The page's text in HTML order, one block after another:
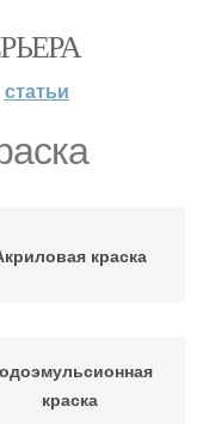
статьи
краска
краска